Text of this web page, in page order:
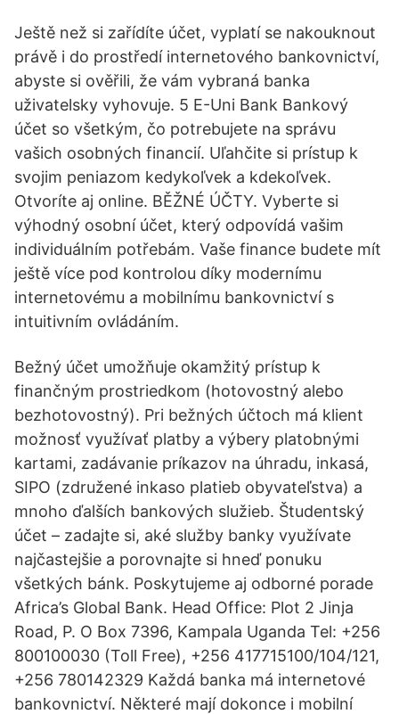
Ještě než si zařídíte účet, vyplatí se nakouknout
právě i do prostředí internetového bankovnictví,
abyste si ověřili, že vám vybraná banka
uživatelsky vyhovuje. 5 Е-Uni Bank Bankový
účet so všetkým, čo potrebujete na správu
vašich osobných financií. Uľahčite si prístup k
svojim peniazom kedykoľvek a kdekoľvek.
Otvoríte aj online. BĚŽNÉ ÚČTY. Vyberte si
výhodný osobní účet, který odpovídá vašim
individuálním potřebám. Vaše finance budete mít
ještě více pod kontrolou díky modernímu
internetovému a mobilnímu bankovnictví s
intuitivním ovládáním.
Bežný účet umožňuje okamžitý prístup k
finančným prostriedkom (hotovostný alebo
bezhotovostný). Pri bežných účtoch má klient
možnosť využívať platby a výbery platobnými
kartami, zadávanie príkazov na úhradu, inkasá,
SIPO (združené inkaso platieb obyvateľstva) a
mnoho ďalších bankových služieb. Študentský
účet – zadajte si, aké služby banky využívate
najčastejšie a porovnajte si hneď ponuku
všetkých bánk. Poskytujeme aj odborné porade
Africa’s Global Bank. Head Office: Plot 2 Jinja
Road, P. O Box 7396, Kampala Uganda Tel: +256
800100030 (Toll Free), +256 417715100/104/121,
+256 780142329 Každá banka má internetové
bankovnictví. Některé mají dokonce i mobilní